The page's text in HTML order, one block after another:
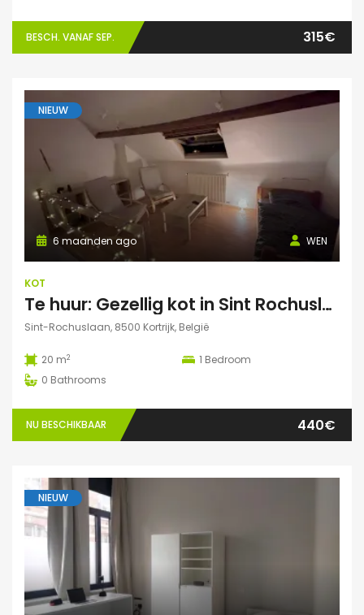
BESCH. VANAF SEP. 315€
NIEUW
WEN
6 maanden ago
KOT
Te huur: Gezellig kot in Sint Rochuslaan – Kortrijk
Sint-Rochuslaan, 8500 Kortrijk, België
20 m2 1 Bedroom
0 Bathrooms
NU BESCHIKBAAR 440€
NIEUW